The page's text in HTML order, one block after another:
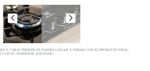
Y CARACTERISTICAS PUEDEN LLEGAR A VARIAR CON EL PRODUCTO FINAL,
CON SU VENDEDOR ASIGNADO